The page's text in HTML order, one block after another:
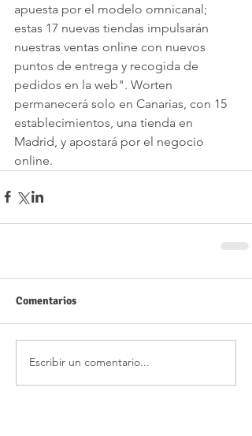
apuesta por el modelo omnicanal;
estas 17 nuevas tiendas impulsarán
nuestras ventas online con nuevos
puntos de entrega y recogida de
pedidos en la web". Worten
permanecerá solo en Canarias, con 15
establecimientos, una tienda en
Madrid, y apostará por el negocio
online.
Comentarios
Escribir un comentario...